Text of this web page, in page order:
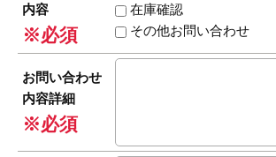
内容
※必須
在庫確認
その他お問い合わせ
お問い合わせ
内容詳細
※必須